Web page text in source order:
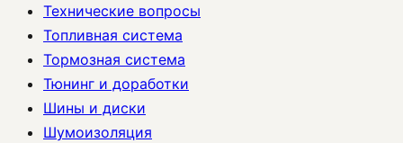
Технические вопросы
Топливная система
Тормозная система
Тюнинг и доработки
Шины и диски
Шумоизоляция